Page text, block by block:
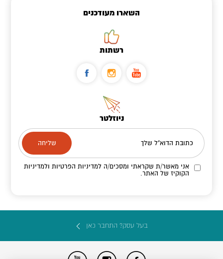
השארו מעודכנים
רשתות
ניוזלטר
כתובת הדוא"ל שלך
אני מאשר/ת שקראתי ומסכים/הלמדיניות הפרטיות ולמדיניות
הקוקיז של האתר.
בעל עסק? התחבר כאן